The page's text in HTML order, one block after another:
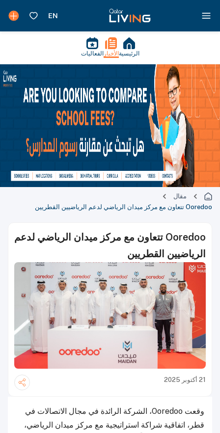
الرئيسية الأخبار الفعاليات
مقال
Ooredoo تتعاون مع مركز ميدان الرياضي لدعم الرياضيين القطريين
Ooredoo تتعاون مع مركز ميدان الرياضي لدعم
الرياضيين القطريين
21 أكتوبر 2025
وقعت Ooredoo، الشركة الرائدة في مجال الاتصالات في
قطر، اتفاقية شراكة استراتيجية مع مركز ميدان الرياضي،